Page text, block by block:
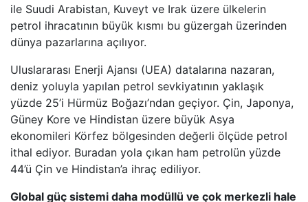
ile Suudi Arabistan, Kuveyt ve Irak üzere ülkelerin
petrol ihracatının büyük kısmı bu güzergah üzerinden
dünya pazarlarına açılıyor.
Uluslararası Enerji Ajansı (UEA) datalarına nazaran,
deniz yoluyla yapılan petrol sevkiyatının yaklaşık
yüzde 25’i Hürmüz Boğazı’ndan geçiyor. Çin, Japonya,
Güney Kore ve Hindistan üzere büyük Asya
ekonomileri Körfez bölgesinden değerli ölçüde petrol
ithal ediyor. Buradan yola çıkan ham petrolün yüzde
44’ü Çin ve Hindistan’a ihraç ediliyor.
Global güç sistemi daha modüllü ve çok merkezli hale